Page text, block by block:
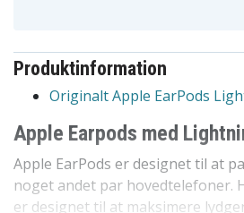
Produktinformation
Originalt Apple EarPods
Apple Earpods med
Apple EarPods er designet til at
noget andet par hovedtelefoner.
er designet til at maksimere